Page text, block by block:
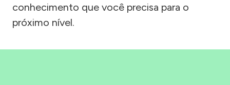
conhecimento que você precisa para o
próximo nível.